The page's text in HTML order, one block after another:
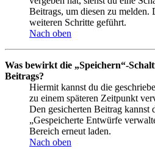
Beitrags, um diesen zu
weiteren Schritte geführt.
Nach oben
Was bewirkt die „Speichern“-
Beitrags?
Hiermit kannst du die
zu einem späteren Zeitpunkt
Den gesicherten Beitrag kannst
„Gespeicherte Entwürfe
Bereich erneut laden.
Nach oben